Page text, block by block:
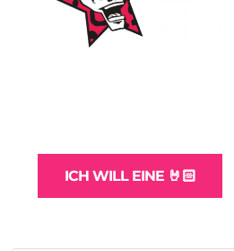
ICH WILL EINE 🤘🏻